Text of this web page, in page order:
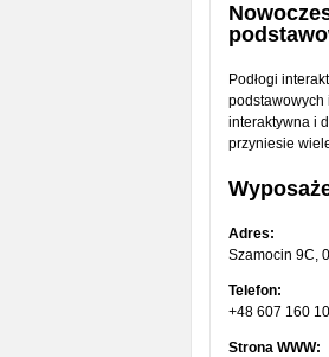
Podłogi
podstawowych
interaktywna i
przyniesie
Adres:
Szamocin 9C,
Telefon:
+48 607 160
Strona WWW: